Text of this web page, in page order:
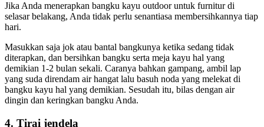
Jika Anda menerapkan bangku kayu outdoor untuk furnitur di
selasar belakang, Anda tidak perlu senantiasa membersihkannya tiap
hari.
Masukkan saja jok atau bantal bangkunya ketika sedang tidak
diterapkan, dan bersihkan bangku serta meja kayu hal yang
demikian 1-2 bulan sekali. Caranya bahkan gampang, ambil lap
yang suda direndam air hangat lalu basuh noda yang melekat di
bangku kayu hal yang demikian. Sesudah itu, bilas dengan air
dingin dan keringkan bangku Anda.
4. Tirai jendela